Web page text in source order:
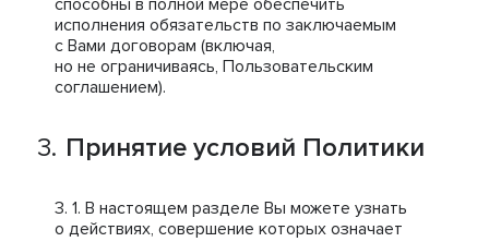
способны в полной мере обеспечить
исполнения обязательств по заключаемым
с Вами договорам (включая,
но не ограничиваясь, Пользовательским
соглашением).
Принятие условий Политики
В настоящем разделе Вы можете узнать
о действиях, совершение которых означает